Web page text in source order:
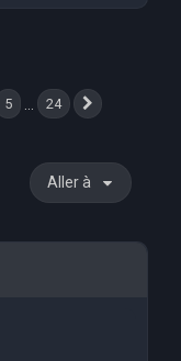
5 24
Aller à